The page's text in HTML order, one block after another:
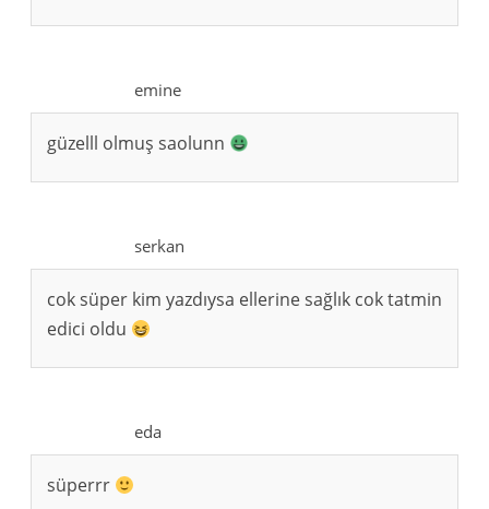
emine
güzelll olmuş saolunn
serkan
cok süper kim yazdıysa ellerine sağlık cok tatmin
edici oldu
eda
süperrr